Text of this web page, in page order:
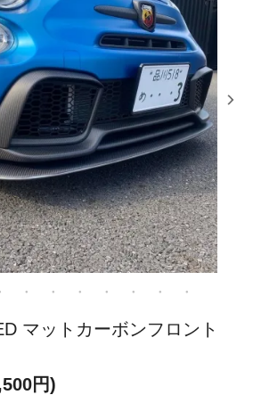
マットカーボンフロント
円)